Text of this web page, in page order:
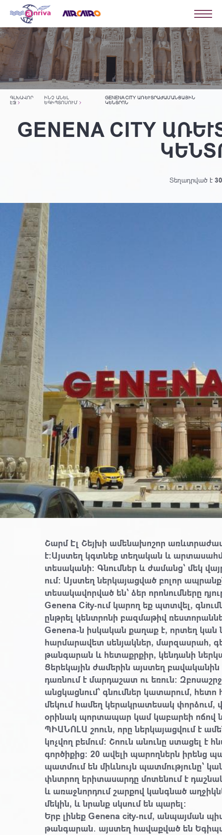
ԳԼԽԱՎՈՐ
ԷՋ
ԻՆՉ ԱՆԵԼ
ԵԳԻՊՏՈՍՈՒՄ
GENENA CITY ԱՌԵՒՏՐԱԺԱՄԱՆՑԱՅԻՆ Կ
ԵՆՏՐՈՆ
GENENA CITY
Տեղադրված է
Շարմ Էլ Շեյխի ամենախոշոր
է։Այստեղ կգտնեք տեղական և
տեսականի։ Գնումներ և ժամանց՝ մեկ
ում։ Այստեղ ներկայացված բոլոր
տեսակավորված են՝ ձեր որոնումները
Genena City-ում կարող եք պտտվել,
ընթրել կենտրոնի բազմաթիվ
Genena-ն իսկական քաղաք է, որտեղ կան
հարմարավետ սենյակներ, մարզասրահ,
թանգարան և հետաքրքիր, կենդանի
Ցերեկային ժամերին այստեղ բավականին
դառնում է մարդաշատ ու եռուն։
անցկացնում՝ գնումներ կատարում,
մեկում համեղ կերակրատեսակ փորձում,
օրինակ պորտապար կամ կաբարեի ոճով
ՊԻԱՆՈԼԱ շոուն, որը ներկայացվում է
կոչվող բեմում։ Շոուն անունը ստացել է
գործիքից։ 20 ավելի պարողներն իրենց
պատմում են միևնույն պատմությունը՝
փնտրող երիտասարդը մոտենում է
և առաջնորդում շարքով կանգնած
մեկին, և նրանք սկսում են պարել։
Երբ լինեք Genena city-ում, անպայման
թանգարան․ այստեղ հավաքված են